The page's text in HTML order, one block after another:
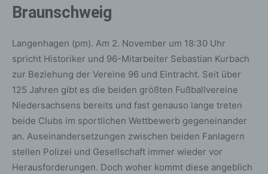
Braunschweig
Langenhagen (pm). Am 2. November um 18:30 Uhr
spricht Historiker und 96-Mitarbeiter Sebastian Kurbach
zur Beziehung der Vereine 96 und Eintracht. Seit über
125 Jahren gibt es die beiden größten Fußballvereine
Niedersachsens bereits und fast genauso lange treten
beide Clubs im sportlichen Wettbewerb gegeneinander
an. Auseinandersetzungen zwischen beiden Fanlagern
stellen Polizei und Gesellschaft immer wieder vor
Herausforderungen. Doch woher kommt diese angeblich